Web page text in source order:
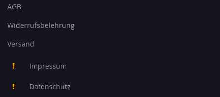
AGB
Widerrufsbelehrung
Versand
Impressum
Datenschutz